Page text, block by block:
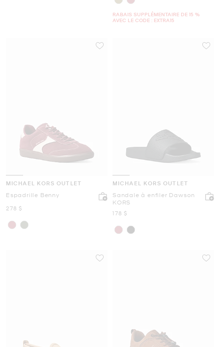
RABAIS SUPPLÉMENTAIRE DE 15 %
AVEC LE CODE : EXTRA15
MICHAEL KORS OUTLET
Espadrille Benny
maintenant
278 $
MICHAEL KORS OUTLET
Sandale à enfiler Dawson
KORS
maintenant
178 $